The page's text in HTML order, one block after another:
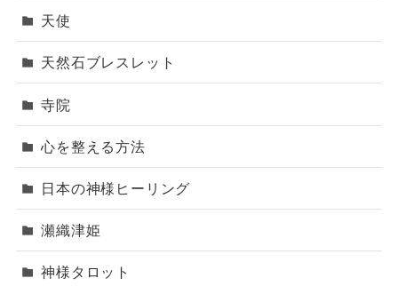
天使
天然石ブレスレット
寺院
心を整える方法
日本の神様ヒーリング
瀬織津姫
神様タロット